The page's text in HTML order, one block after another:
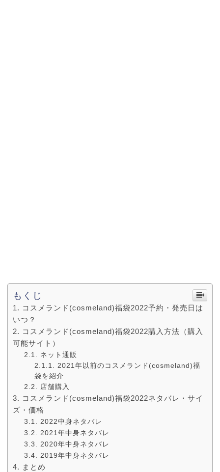
もくじ
コスメランド(cosmeland)福袋2022予約・発売日は
いつ？
コスメランド(cosmeland)福袋2022購入方法（購入
可能サイト）
ネット通販
2021年以前のコスメランド(cosmeland)福
袋を紹介
店舗購入
コスメランド(cosmeland)福袋2022ネタバレ・サイ
ズ・価格
2022中身ネタバレ
2021年中身ネタバレ
2020年中身ネタバレ
2019年中身ネタバレ
まとめ